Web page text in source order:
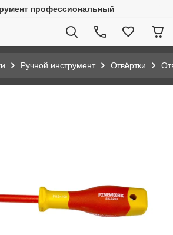
профессиональный
Ручной инструмент Отвёртки